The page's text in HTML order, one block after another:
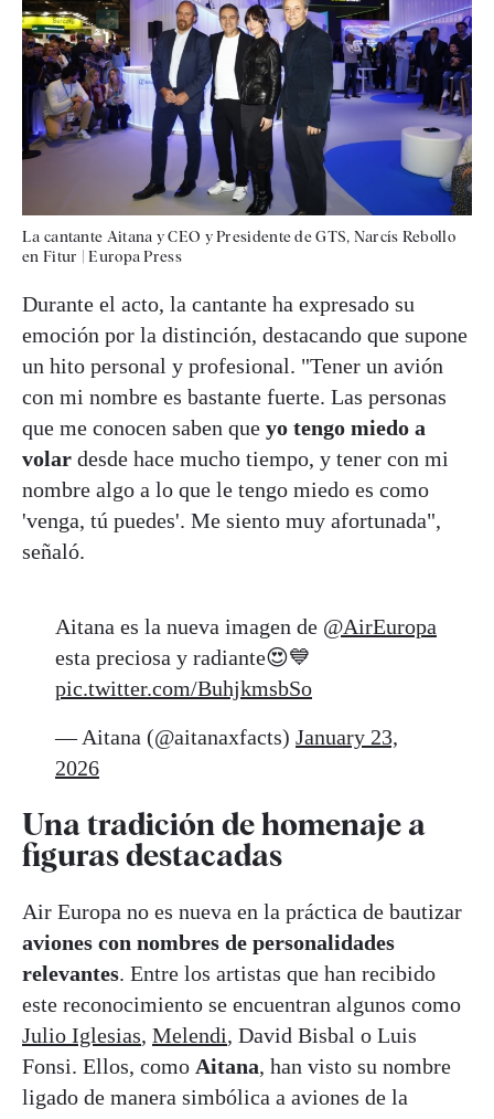
La cantante Aitana y CEO y Presidente de GTS, Narcís Rebollo
en Fitur |Europa Press
Durante el acto, la cantante ha expresado su
emoción por la distinción, destacando que supone
un hito personal y profesional. "Tener un avión
con mi nombre es bastante fuerte. Las personas
que me conocen saben que yo tengo miedo a
volar desde hace mucho tiempo, y tener con mi
nombre algo a lo que le tengo miedo es como
'venga, tú puedes'. Me siento muy afortunada",
señaló.
Aitana es la nueva imagen de @AirEuropa
esta preciosa y radiante😍💙
pic.twitter.com/BuhjkmsbSo
— Aitana (@aitanaxfacts) January 23,
2026
Una tradición de homenaje a
figuras destacadas
Air Europa no es nueva en la práctica de bautizar
aviones con nombres de personalidades
relevantes. Entre los artistas que han recibido
este reconocimiento se encuentran algunos como
Julio Iglesias, Melendi, David Bisbal o Luis
Fonsi. Ellos, como Aitana, han visto su nombre
ligado de manera simbólica a aviones de la